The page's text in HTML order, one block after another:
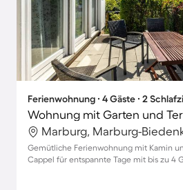
Ferienwohnung ∙ 4 Gäste ∙ 2
Wohnung mit Garten und
Marburg, Marburg-
Gemütliche Ferienwohnung mit Kamin
Cappel für entspannte Tage mit bis zu 4